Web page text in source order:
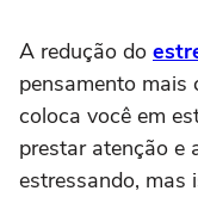
A redução do
pensamento mais
coloca você em
prestar atenção e
estressando, mas